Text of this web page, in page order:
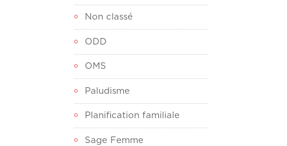
Non classé
ODD
OMS
Paludisme
Planification familiale
Sage Femme